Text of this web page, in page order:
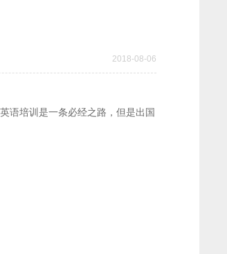
2018-08-06
语培训是一条必经之路，但是出国